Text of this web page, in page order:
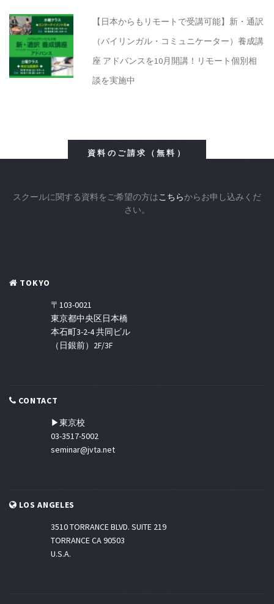
【日本からもリモートで受講可能】新・通訳
（バイリンガル・コミュニケーター）養成講
座 アドバンスを10月開講！リモート個別相
談を実施中
資料のご請求（無料）
スクールに関する資料をご希望の方はこちらからお申し込みくだ
さい。
TOKYO
〒103-0021
東京都中央区日本橋
本石町3-2-4 共同ビル
（日銀前）2F/3F
CONTACT
▶東京校
03-3517-5002
seminar@jvta.net
LOS ANGELES
3510 TORRANCE BLVD. SUITE 219
TORRANCE CA 90503
U.S.A.